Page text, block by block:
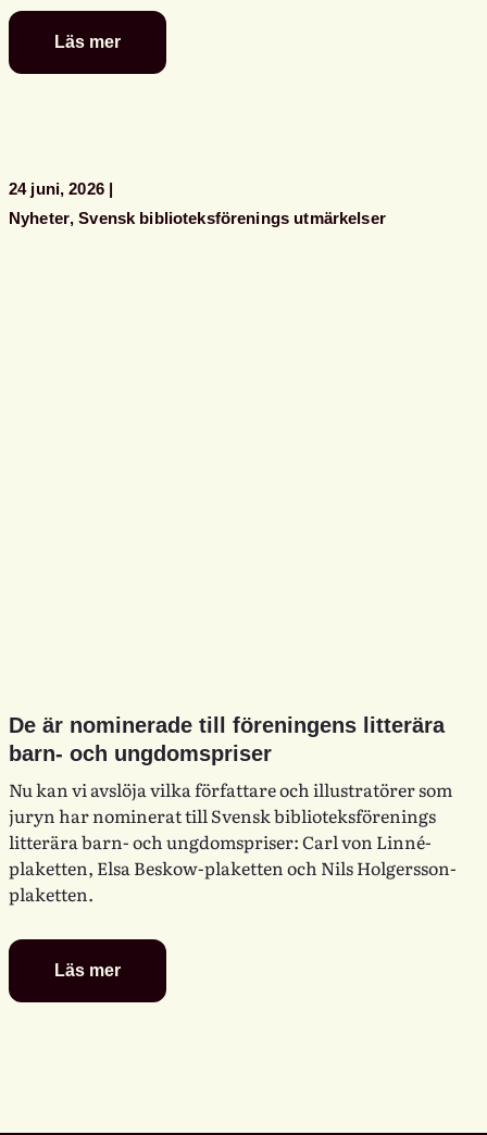
Läs mer
Glad
sommar
24 juni, 2026
Nyheter Svensk biblioteksförenings utmärkelser
De är nominerade till föreningens litterära
barn- och ungdomspriser
Nu kan vi avslöja vilka författare och illustratörer som
juryn har nominerat till Svensk biblioteksförenings
litterära barn- och ungdomspriser: Carl von Linné-
plaketten, Elsa Beskow-plaketten och Nils Holgersson-
plaketten.
Läs mer
De
är